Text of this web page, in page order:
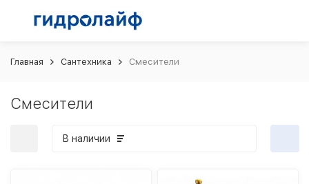
Главная Сантехника Смесители
Смесители
В наличии